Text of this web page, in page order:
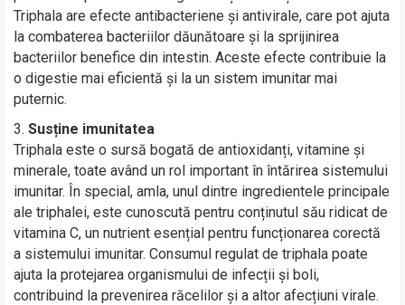
Triphala are efecte antibacteriene și antivirale, care pot ajuta
la combaterea bacteriilor dăunătoare și la sprijinirea
bacteriilor benefice din intestin. Aceste efecte contribuie la
o digestie mai eficientă și la un sistem imunitar mai
puternic.
Susține imunitatea
Triphala este o sursă bogată de antioxidanți, vitamine și
minerale, toate având un rol important în întărirea sistemului
imunitar. În special, amla, unul dintre ingredientele principale
ale triphalei, este cunoscută pentru conținutul său ridicat de
vitamina C, un nutrient esențial pentru funcționarea corectă
a sistemului imunitar. Consumul regulat de triphala poate
ajuta la protejarea organismului de infecții și boli,
contribuind la prevenirea răcelilor și a altor afecțiuni virale.